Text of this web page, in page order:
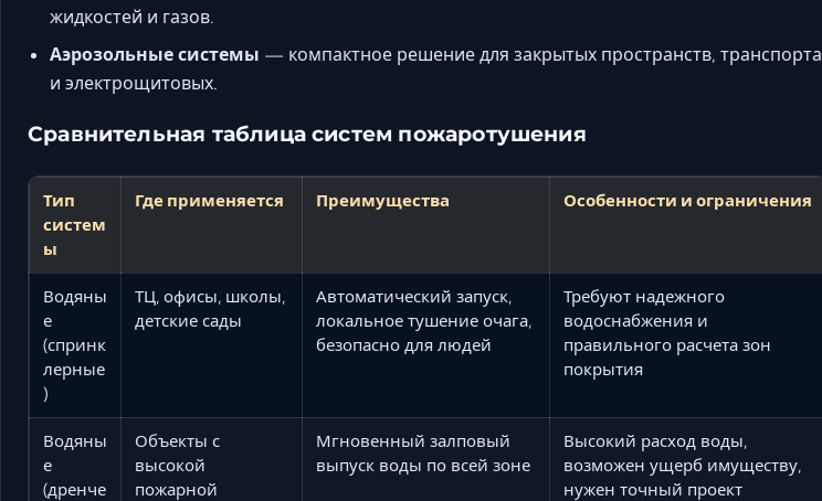
жидкостей и газов.
Аэрозольные системы — компактное решение для закрытых пространств, транспорта
и электрощитовых.
Сравнительная таблица систем пожаротушения
Тип
систем
ы
Где применяется Преимущества Особенности и ограничения
Водяны
е
(спринк
лерные
)
ТЦ, офисы, школы,
детские сады
Автоматический запуск,
локальное тушение очага,
безопасно для людей
Требуют надежного
водоснабжения и
правильного расчета зон
покрытия
Водяны
е
(дренче
Объекты с
высокой
пожарной
Мгновенный залповый
выпуск воды по всей зоне
Высокий расход воды,
возможен ущерб имуществу,
нужен точный проект